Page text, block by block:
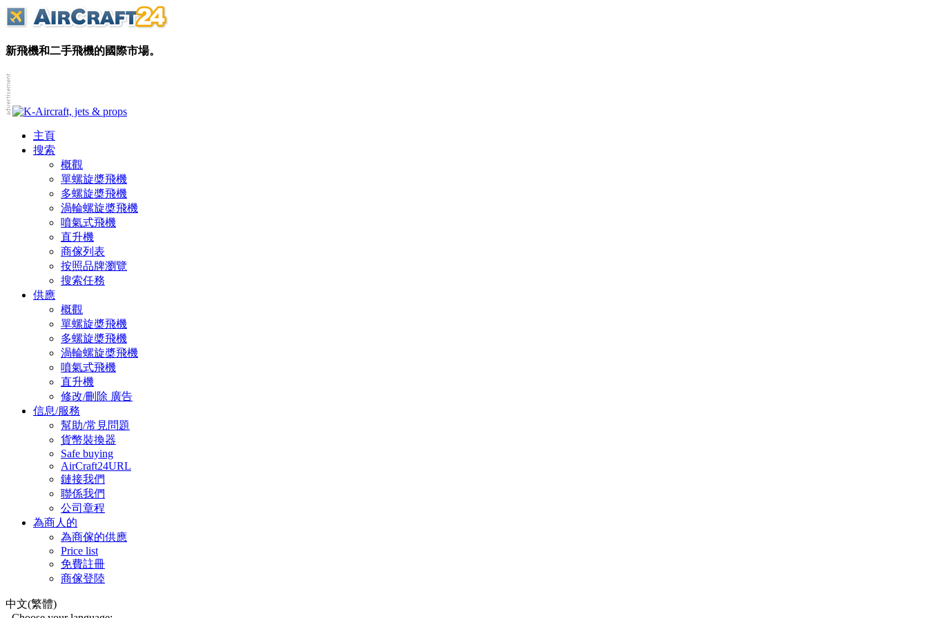
新飛機和二手飛機的國際市場。
主頁
搜索
概觀
單螺旋槳飛機
多螺旋槳飛機
渦輪螺旋槳飛機
噴氣式飛機
直升機
商傢列表
按照品牌瀏覽
搜索任務
供應
概觀
單螺旋槳飛機
多螺旋槳飛機
渦輪螺旋槳飛機
噴氣式飛機
直升機
修改/刪除 廣告
信息/服務
幫助/常見問題
貨幣裝換器
Safe buying
AirCraft24URL
鏈接我們
聯係我們
公司章程
為商人的
為商傢的供應
Price list
免費註冊
商傢登陸
中文(繁體)